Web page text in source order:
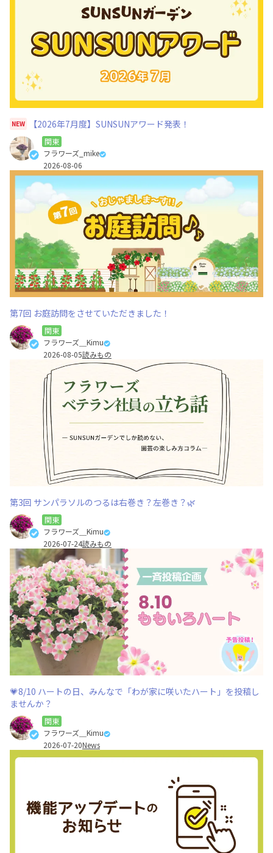
NEW 【2026年7月度】SUNSUNアワード発表！
関東
フラワーズ_mike
2026-08-06
第7回 お庭訪問をさせていただきました！
関東
フラワーズ＿Kimu
2026-08-05読みもの
第3回 サンパラソルのつるは右巻き？左巻き？🌿
関東
フラワーズ＿Kimu
2026-07-24読みもの
💗8/10 ハートの日、みんなで「わが家に咲いたハート」を投稿し
ませんか？
関東
フラワーズ＿Kimu
2026-07-20News